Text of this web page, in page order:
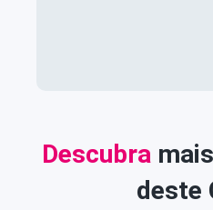
Descubra
deste